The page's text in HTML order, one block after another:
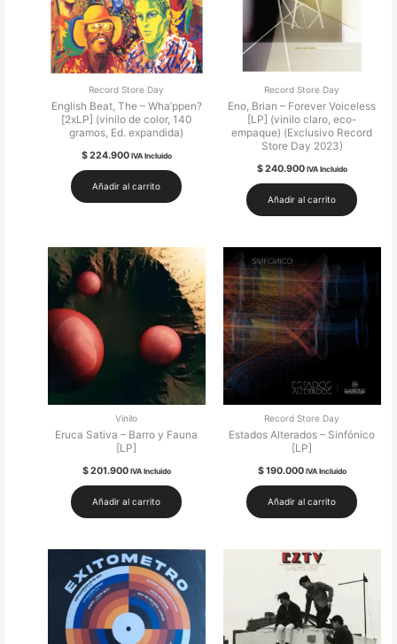
Record Store Day
English Beat, The – Wha’ppen?
[2xLP] (vinilo de color, 140
gramos, Ed. expandida)
$224.900 IVA Incluido
Añadir al carrito
Record Store Day
Eno, Brian – Forever Voiceless
[LP] (vinilo claro, eco-
empaque) (Exclusivo Record
Store Day 2023)
$240.900 IVA Incluido
Añadir al carrito
Vinilo
Eruca Sativa – Barro y Fauna
[LP]
$201.900 IVA Incluido
Añadir al carrito
Record Store Day
Estados Alterados – Sinfónico
[LP]
$190.000 IVA Incluido
Añadir al carrito